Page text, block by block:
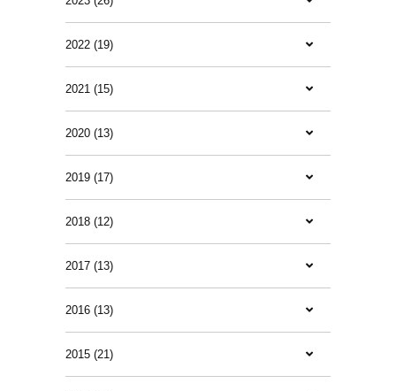
2022 (19)
2021 (15)
2020 (13)
2019 (17)
2018 (12)
2017 (13)
2016 (13)
2015 (21)